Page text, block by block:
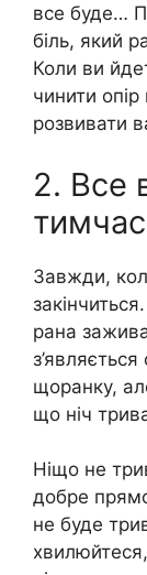
все буде…
бiль, який
Коли ви
чинити
розвивати
2. Все
Завжди,
рaна
щоранку,
що ніч
Ніщо не
добре
не буде